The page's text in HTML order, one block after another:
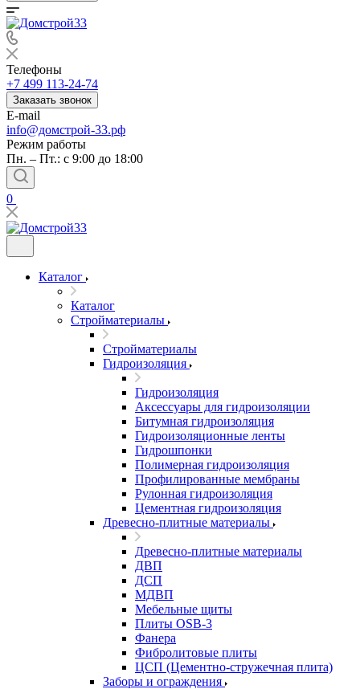
Телефоны
+7 499 113-24-74
Заказать звонок
E-mail
info@домстрой-33.рф
Режим работы
Пн. – Пт.: с 9:00 до 18:00
0
Каталог
Каталог
Стройматериалы
Стройматериалы
Гидроизоляция
Гидроизоляция
Аксессуары для гидроизоляции
Битумная гидроизоляция
Гидроизоляционные ленты
Гидрошпонки
Полимерная гидроизоляция
Профилированные мембраны
Рулонная гидроизоляция
Цементная гидроизоляция
Древесно-плитные материалы
Древесно-плитные материалы
ДВП
ДСП
МДВП
Мебельные щиты
Плиты OSB-3
Фанера
Фибролитовые плиты
ЦСП (Цементно-стружечная плита)
Заборы и ограждения